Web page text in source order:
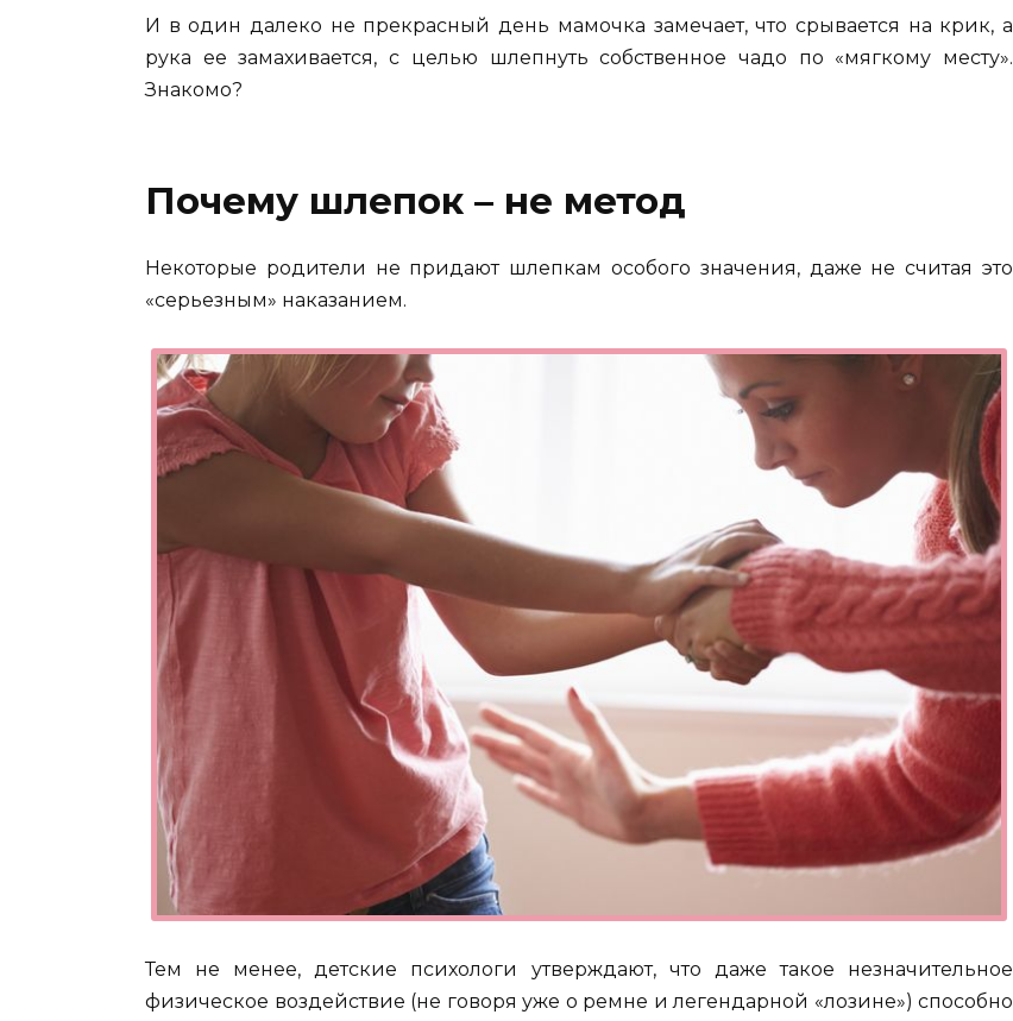
И в один далеко не прекрасный день мамочка замечает, что срывается на крик, а
рука ее замахивается, с целью шлепнуть собственное чадо по «мягкому месту».
Знакомо?
Почему шлепок – не метод
Некоторые родители не придают шлепкам особого значения, даже не считая это
«серьезным» наказанием.
Тем не менее, детские психологи утверждают, что даже такое незначительное
физическое воздействие (не говоря уже о ремне и легендарной «лозине») способно